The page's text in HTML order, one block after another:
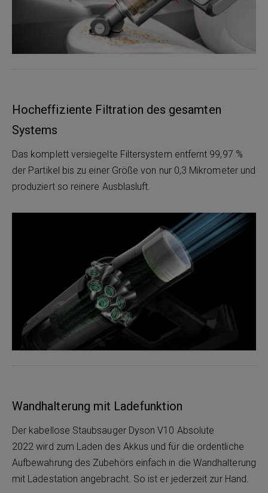
Hocheffiziente Filtration des gesamten
Systems
Das komplett versiegelte Filtersystem entfernt 99,97 %
der Partikel bis zu einer Größe von nur 0,3 Mikrometer und
produziert so reinere Ausblasluft.
Wandhalterung mit Ladefunktion
Der kabellose Staubsauger Dyson V10 Absolute
2022 wird zum Laden des Akkus und für die ordentliche
Aufbewahrung des Zubehörs einfach in die Wandhalterung
mit Ladestation angebracht. So ist er jederzeit zur Hand.